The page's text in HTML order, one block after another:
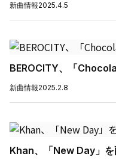
新曲情報2025.4.5
BEROCITY、「
新曲情報2025.2.8
Khan、「New Day」を